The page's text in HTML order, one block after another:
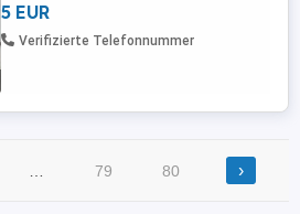
5 EUR
Verifizierte Telefonnummer
79 80 ›